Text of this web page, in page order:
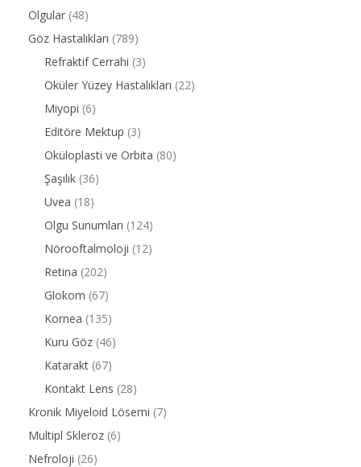
Olgular (48)
Göz Hastalıkları (789)
Refraktif Cerrahi (3)
Oküler Yüzey Hastalıkları (22)
Miyopi (6)
Editöre Mektup (3)
Oküloplasti ve Orbita (80)
Şaşılık (36)
Uvea (18)
Olgu Sunumları (124)
Nörooftalmoloji (12)
Retina (202)
Glokom (67)
Kornea (135)
Kuru Göz (46)
Katarakt (67)
Kontakt Lens (28)
Kronik Miyeloid Lösemi (7)
Multipl Skleroz (6)
Nefroloji (26)